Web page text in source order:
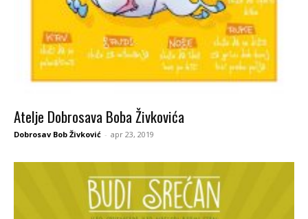
Atelje Dobrosava Boba Živkovića
Dobrosav Bob Živković - apr 23, 2019